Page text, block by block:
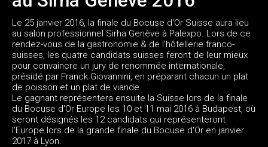
Le 25 janvier 2016, la finale du Bocuse d'Or Suisse aura lieu
au salon professionnel Sirha Genève à Palexpo. Lors de ce
rendez-vous de la gastronomie & de l'hôtellerie franco-
suisses, les quatre candidats suisses feront de leur mieux
pour convaincre un jury de renommée internationale,
présidé par Franck Giovannini, en préparant chacun un plat
de poisson et un plat de viande.
Le gagnant représentera ensuite la Suisse lors de la finale
du Bocuse d'Or Europe les 10 et 11 mai 2016 à Budapest, où
seront désignés les 12 candidats qui représenteront
l'Europe lors de la grande finale du Bocuse d'Or en janvier
2017 à Lyon.